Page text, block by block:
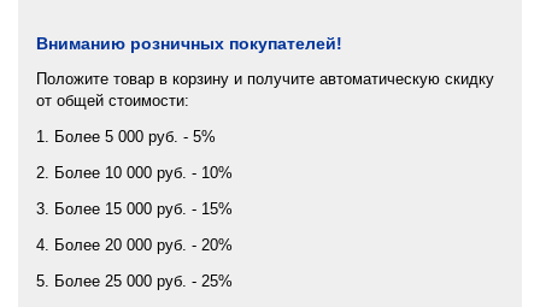
Вниманию розничных покупателей!
Положите товар в корзину и получите автоматическую скидку
от общей стоимости:
1. Более 5 000 руб. - 5%
2. Более 10 000 руб. - 10%
3. Более 15 000 руб. - 15%
4. Более 20 000 руб. - 20%
5. Более 25 000 руб. - 25%